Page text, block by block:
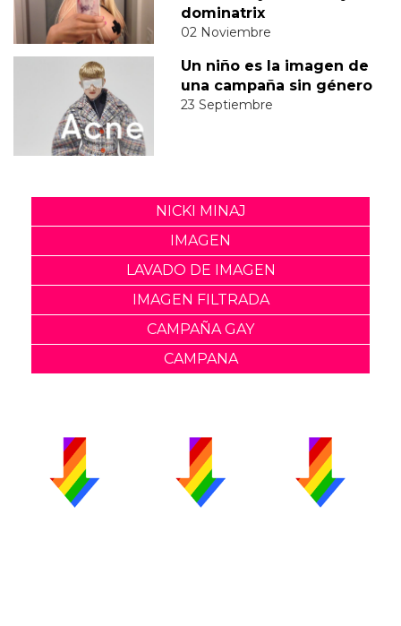
dominatrix
02 Noviembre
Un niño es la imagen de
una campaña sin género
23 Septiembre
NICKI MINAJ
IMAGEN
LAVADO DE IMAGEN
IMAGEN FILTRADA
CAMPAÑA GAY
CAMPANA